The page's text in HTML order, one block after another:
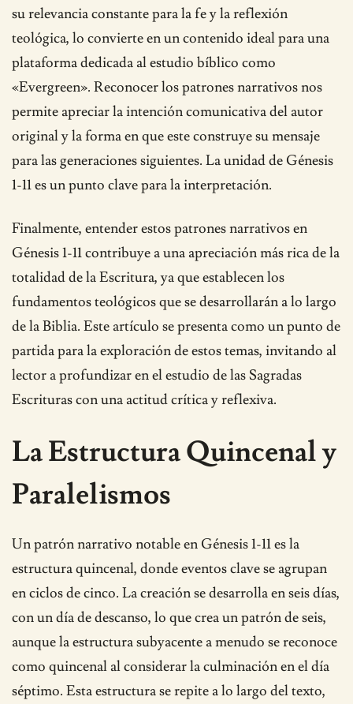
su relevancia constante para la fe y la reflexión
teológica, lo convierte en un contenido ideal para una
plataforma dedicada al estudio bíblico como
«Evergreen». Reconocer los patrones narrativos nos
permite apreciar la intención comunicativa del autor
original y la forma en que este construye su mensaje
para las generaciones siguientes. La unidad de Génesis
1-11 es un punto clave para la interpretación.
Finalmente, entender estos patrones narrativos en
Génesis 1-11 contribuye a una apreciación más rica de la
totalidad de la Escritura, ya que establecen los
fundamentos teológicos que se desarrollarán a lo largo
de la Biblia. Este artículo se presenta como un punto de
partida para la exploración de estos temas, invitando al
lector a profundizar en el estudio de las Sagradas
Escrituras con una actitud crítica y reflexiva.
La Estructura Quincenal y
Paralelismos
Un patrón narrativo notable en Génesis 1-11 es la
estructura quincenal, donde eventos clave se agrupan
en ciclos de cinco. La creación se desarrolla en seis días,
con un día de descanso, lo que crea un patrón de seis,
aunque la estructura subyacente a menudo se reconoce
como quincenal al considerar la culminación en el día
séptimo. Esta estructura se repite a lo largo del texto,